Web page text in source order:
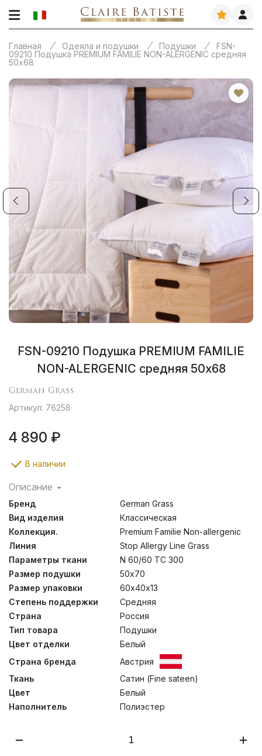
Главная Одеяла и подушки Подушки
FSN-
09210 Подушка PREMIUM FAMILIE NON-ALERGENIC средняя
50х68
FSN-09210 Подушка PREMIUM FAMILIE
NON-ALERGENIC средняя 50х68
German Grass
Артикул: 76258
4 890 ₽
В наличии
Описание
Современные полиэфирные волокна – альтернатива
натуральному пуху. Мягкий и нежный наполнитель,
достаточно объемный – хорошо удерживает воздух
между волокнами. В постельных принадлежностях с
таким наполнителем – не заводится пылевой клещ, не
распространяются грибок и плесень. Изделия не
теряет основных свойств после длительной
эксплуатации, многократных чисток и стирок. Сатин из
натурального хлопка имеет Сертификат Oeko-Tex®
Standard 100, который подтверждает отсутствие в
ткани веществ, опасных для здоровья человека.
Рекомендовано к использованию людям с
повышенными требованиями к безопасности изделий.
Стирка при температуре до 40С°.
Бренд
German Grass
Вид изделия
Классическая
Коллекция.
Premium Familie Non-allergenic
Линия
Stop Allergy Line Grass
Параметры ткани
N 60/60 TC 300
Размер подушки
50х70
Размер упаковки
60х40х13
Степень поддержки
Средняя
Страна
Россия
Тип товара
Подушки
Цвет отделки
Белый
Страна бренда
Австрия
Ткань
Сатин (Fine sateen)
Цвет
Белый
Наполнитель
Полиэстер